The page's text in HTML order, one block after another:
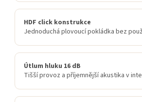
HDF click konstrukce
Jednoduchá plovoucí pokládka bez
Útlum hluku 16 dB
Tišší provoz a příjemnější akustika v